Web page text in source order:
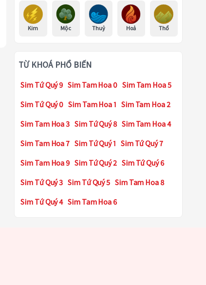
Kim Mộc Thuỷ Hoả Thổ
TỪ KHOÁ PHỔ BIẾN
Sim Tứ Quý 9 Sim Tam Hoa 0 Sim Tam Hoa 5
Sim Tứ Quý 0 Sim Tam Hoa 1 Sim Tam Hoa 2
Sim Tam Hoa 3 Sim Tứ Quý 8 Sim Tam Hoa 4
Sim Tam Hoa 7 Sim Tứ Quý 1 Sim Tứ Quý 7
Sim Tam Hoa 9 Sim Tứ Quý 2 Sim Tứ Quý 6
Sim Tứ Quý 3 Sim Tứ Quý 5 Sim Tam Hoa 8
Sim Tứ Quý 4 Sim Tam Hoa 6